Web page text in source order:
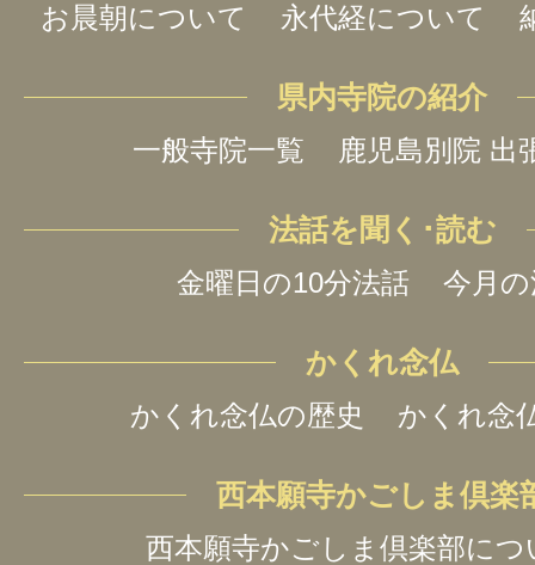
お晨朝について
永代経について
県内寺院の紹介
一般寺院一覧 鹿児島別院 出
法話を聞く･読む
金曜日の10分法話 今月
かくれ念仏
かくれ念仏の歴史 かくれ念
西本願寺かごしま倶楽
西本願寺かごしま倶楽部につ